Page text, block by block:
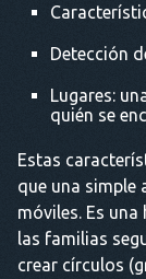
Detección
Lugares:
quién se
Estas
que una simple
móviles. Es
las familias
crear círculos